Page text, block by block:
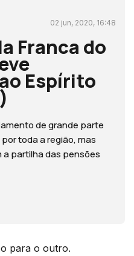
02 jun, 2020, 16:48
Franca do
Espírito
de grande parte
toda a região, mas
partilha das pensões
para o outro.